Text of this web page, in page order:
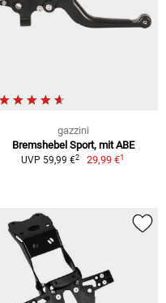
gazzini
Bremshebel Sport, mit ABE
UVP 59,99 €2 29,99 €1